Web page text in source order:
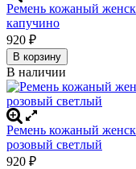
Ремень кожаный
капучино
920 ₽
В корзину
В наличии
Ремень кожаный
розовый светлый
920 ₽